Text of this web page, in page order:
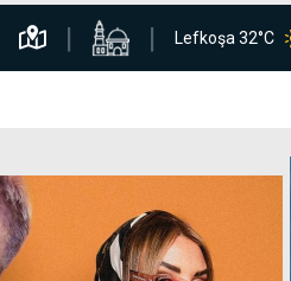
Lefkoşa 32°C